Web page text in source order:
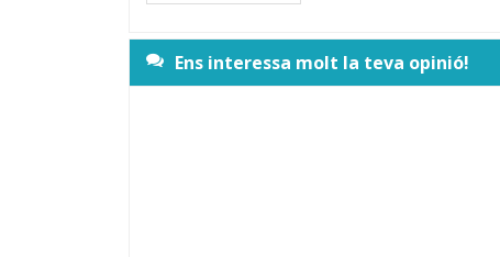
Ens interessa molt la teva opinió!